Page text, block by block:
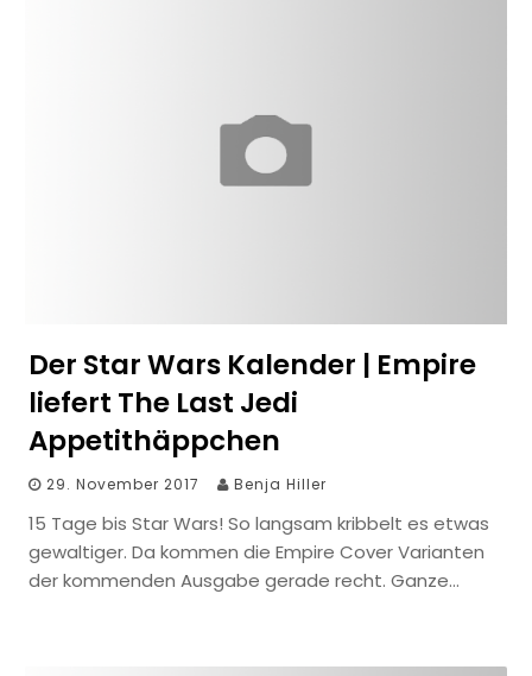
Der Star Wars Kalender | Empire
liefert The Last Jedi
Appetithäppchen
29. November 2017 Benja Hiller
15 Tage bis Star Wars! So langsam kribbelt es etwas
gewaltiger. Da kommen die Empire Cover Varianten
der kommenden Ausgabe gerade recht. Ganze…